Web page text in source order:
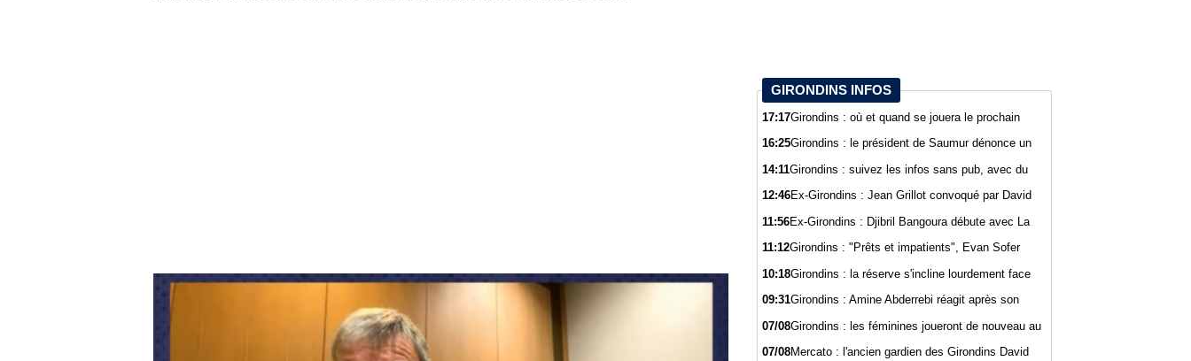
GIRONDINS INFOS
17:17Girondins : où et quand se jouera le prochain
16:25Girondins : le président de Saumur dénonce un
14:11Girondins : suivez les infos sans pub, avec du
12:46Ex-Girondins : Jean Grillot convoqué par David
11:56Ex-Girondins : Djibril Bangoura débute avec La
11:12Girondins : "Prêts et impatients", Evan Sofer
10:18Girondins : la réserve s'incline lourdement face
09:31Girondins : Amine Abderrebi réagit après son
07/08Girondins : les féminines joueront de nouveau au
07/08Mercato : l'ancien gardien des Girondins David